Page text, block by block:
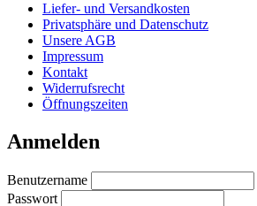
Liefer- und Versandkosten
Privatsphäre und Datenschutz
Unsere AGB
Impressum
Kontakt
Widerrufsrecht
Öffnungszeiten
Anmelden
Benutzername
Passwort